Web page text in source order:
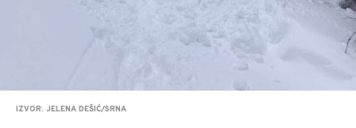
IZVOR: JELENA DEŠIĆ/SRNA